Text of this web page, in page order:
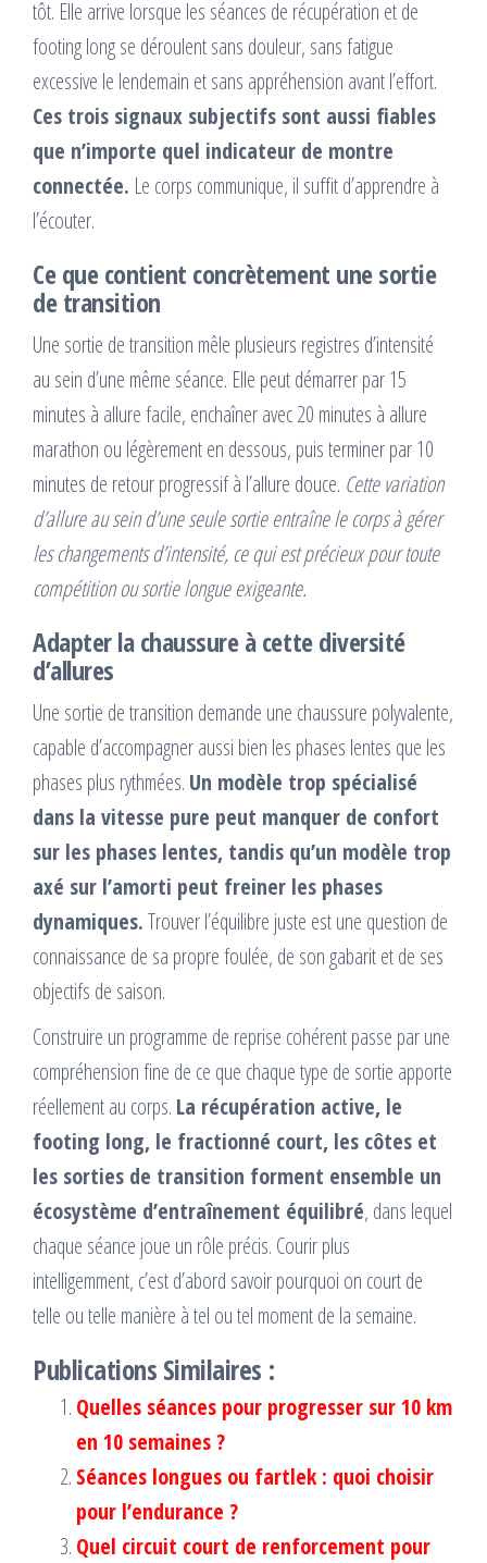
tôt. Elle arrive lorsque les séances de récupération et de
footing long se déroulent sans douleur, sans fatigue
excessive le lendemain et sans appréhension avant l’effort.
Ces trois signaux subjectifs sont aussi fiables
que n’importe quel indicateur de montre
connectée. Le corps communique, il suffit d’apprendre à
l’écouter.
Ce que contient concrètement une sortie
de transition
Une sortie de transition mêle plusieurs registres d’intensité
au sein d’une même séance. Elle peut démarrer par 15
minutes à allure facile, enchaîner avec 20 minutes à allure
marathon ou légèrement en dessous, puis terminer par 10
minutes de retour progressif à l’allure douce. Cette variation
d’allure au sein d’une seule sortie entraîne le corps à gérer
les changements d’intensité, ce qui est précieux pour toute
compétition ou sortie longue exigeante.
Adapter la chaussure à cette diversité
d’allures
Une sortie de transition demande une chaussure polyvalente,
capable d’accompagner aussi bien les phases lentes que les
phases plus rythmées. Un modèle trop spécialisé
dans la vitesse pure peut manquer de confort
sur les phases lentes, tandis qu’un modèle trop
axé sur l’amorti peut freiner les phases
dynamiques.Trouver l’équilibre juste est une question de
connaissance de sa propre foulée, de son gabarit et de ses
objectifs de saison.
Construire un programme de reprise cohérent passe par une
compréhension fine de ce que chaque type de sortie apporte
réellement au corps. La récupération active, le
footing long, le fractionné court, les côtes et
les sorties de transition forment ensemble un
écosystème d’entraînement équilibré, dans lequel
chaque séance joue un rôle précis. Courir plus
intelligemment, c’est d’abord savoir pourquoi on court de
telle ou telle manière à tel ou tel moment de la semaine.
Publications Similaires :
Quelles séances pour progresser sur 10 km
en 10 semaines ?
Séances longues ou fartlek : quoi choisir
pour l’endurance ?
Quel circuit court de renforcement pour